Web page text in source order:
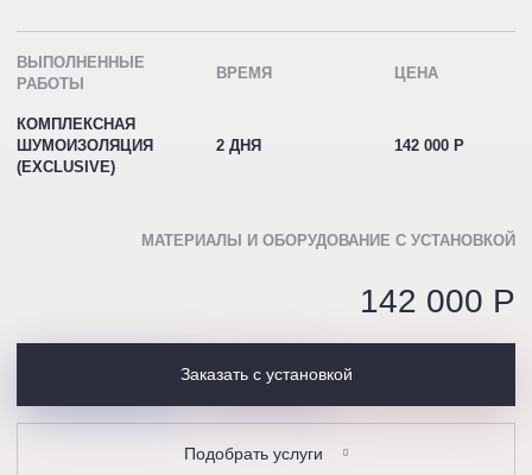
ВЫПОЛНЕННЫЕ
РАБОТЫ
ВРЕМЯ ЦЕНА
КОМПЛЕКСНАЯ
ШУМОИЗОЛЯЦИЯ
(EXCLUSIVE)
2 ДНЯ 142 000 P
МАТЕРИАЛЫ И ОБОРУДОВАНИЕ С УСТАНОВКОЙ
142 000 P
Заказать с установкой
Подобрать услуги